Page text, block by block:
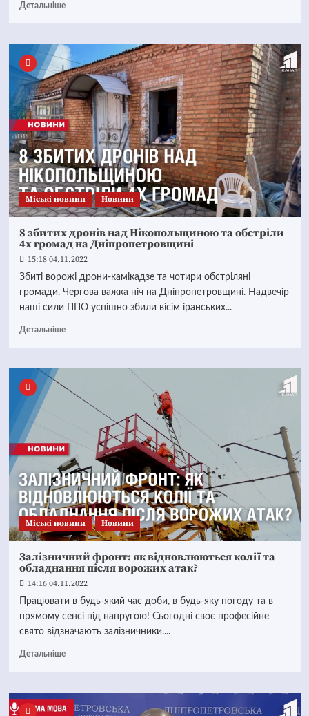
Детальніше
Mіські новини Новини
8 збитих дронів над Нікопольщиною та обстріли
4х громад на Дніпропетровщині
15:18 04.11.2022
Збиті ворожі дрони-камікадзе та чотири обстріляні
громади. Чергова важка ніч на Дніпропетровщині. Надвечір
наші сили ППО успішно збили вісім іранських...
Детальніше
Mіські новини Новини
Залізничний фронт: як відновлюються колії та
обладнання після ворожих атак?
14:16 04.11.2022
Працювати в будь-який час доби, в будь-яку погоду та в
прямому сенсі під напругою! Сьогодні своє професійне
свято відзначають залізничники....
Детальніше